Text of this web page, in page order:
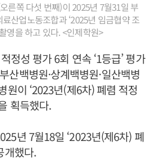
른쪽 다섯 번째)이 2025년 7월31일 부
산업노동조합과 ‘2025년 임금협약 조
영을 하고 있다. <인제학원>
정성 평가 6회 연속 ‘1등급’ 평가
산백병원·상계백병원·일산백병
원이 ‘2023년(제6차) 폐렴 적정
획득했다.
년 7월18일 ‘2023년(제6차) 폐
개했다.